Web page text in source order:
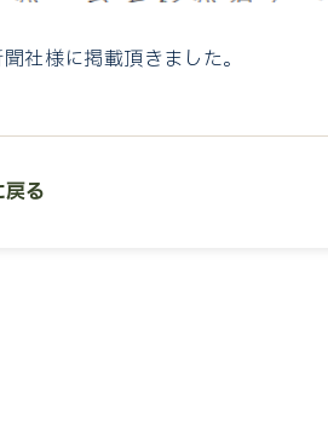
社様に掲載頂きました。
戻る